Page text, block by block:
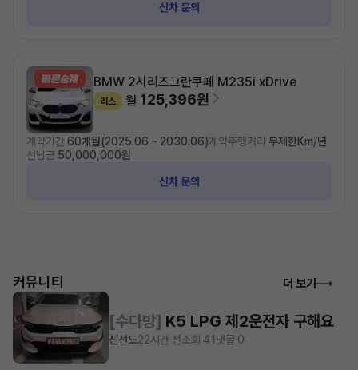
신차 문의
BMW 2시리즈그란쿠페 M235i xDrive
리스 월 125,396원
계약기간 60개월(2025.06 ~ 2030.06)계약주행거리 무제한Km/년
선납금 50,000,000원
신차 문의
커뮤니티 더 보기
[수다방] K5 LPG 제2운전자 구해요
신선도22시간 전조회 41 댓글 0